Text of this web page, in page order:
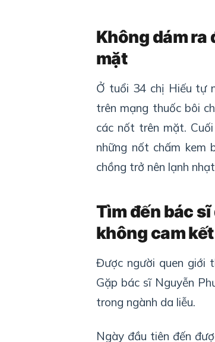
Không dám
mặt
Ở tuổi 34 chị Hiếu tự
trên mạng thuốc bôi
các nốt trên mặt.
những nốt chấm kem
chồng trở nên lạnh
Tìm đến bác
không cam
Được người quen giới
Gặp bác sĩ Nguyễn
trong ngành da liễu.
Ngày đầu tiên đến